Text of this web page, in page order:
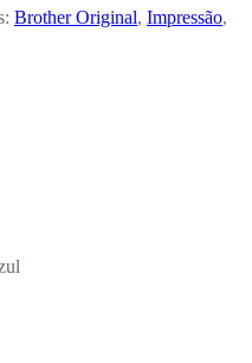
Brother Original, Impressão,